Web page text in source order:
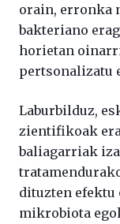
orain, erronka
bakteriano
horietan
pertsonalizatu
Laburbilduz,
zientifikoak
baliagarriak
dituzten
mikrobiota